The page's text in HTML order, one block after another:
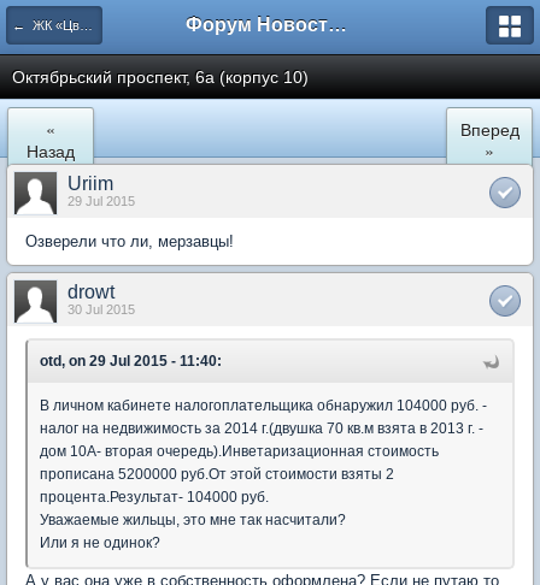
← ЖК «Цветочный город» Микрорайон 22 Форум Новостройки
Октябрьский проспект, 6а (корпус 10)
«
Назад
Вперед
»
Uriim
29 Jul 2015
Озверели что ли, мерзавцы!
drowt
30 Jul 2015
otd, on 29 Jul 2015 - 11:40:
В личном кабинете налогоплательщика обнаружил 104000 руб. -
налог на недвижимость за 2014 г.(двушка 70 кв.м взята в 2013 г. -
дом 10А- вторая очередь).Инветаризационная стоимость
прописана 5200000 руб.От этой стоимости взяты 2
процента.Результат- 104000 руб.
Уважаемые жильцы, это мне так насчитали?
Или я не одинок?
А у вас она уже в собственность оформлена? Если не путаю то